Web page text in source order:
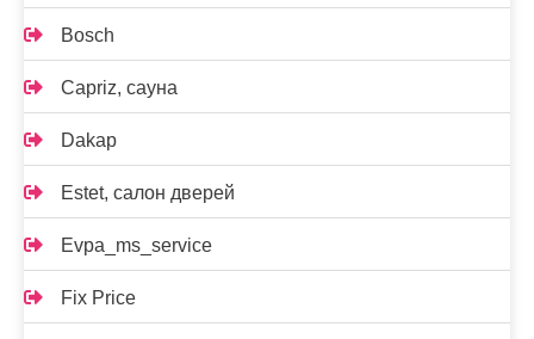
Bosch
Capriz, сауна
Dakap
Estet, салон дверей
Evpa_ms_service
Fix Price